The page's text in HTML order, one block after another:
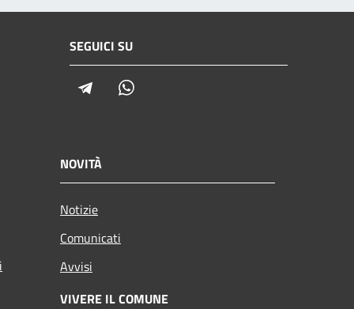
SEGUICI SU
Telegram
NOVITÀ
Notizie
Comunicati
Avvisi
VIVERE IL COMUNE